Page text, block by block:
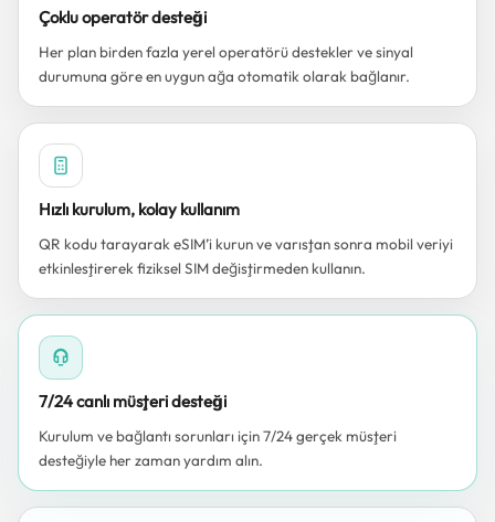
Çoklu operatör desteği
Her plan birden fazla yerel operatörü destekler ve sinyal
durumuna göre en uygun ağa otomatik olarak bağlanır.
Hızlı kurulum, kolay kullanım
QR kodu tarayarak eSIM’i kurun ve varıştan sonra mobil veriyi
etkinleştirerek fiziksel SIM değiştirmeden kullanın.
7/24 canlı müşteri desteği
Kurulum ve bağlantı sorunları için 7/24 gerçek müşteri
desteğiyle her zaman yardım alın.